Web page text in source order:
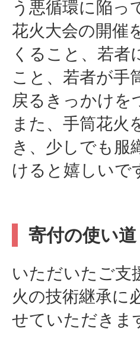
う悪循環に陥っ
花火大会の開催
くること、若者
こと、若者が手
戻るきっかけを
また、手筒花火
き、少しでも服
けると嬉しいで
寄付の使い道
いただいたご支
火の技術継承に
せていただきま